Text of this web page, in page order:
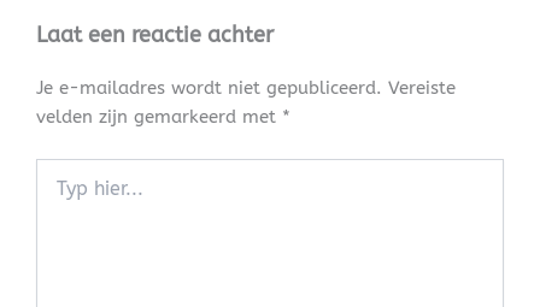
Laat een reactie achter
Je e-mailadres wordt niet gepubliceerd. Vereiste
velden zijn gemarkeerd met *
hier...